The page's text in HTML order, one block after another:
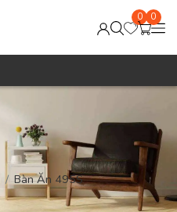
0 0
Bàn Ăn 495S